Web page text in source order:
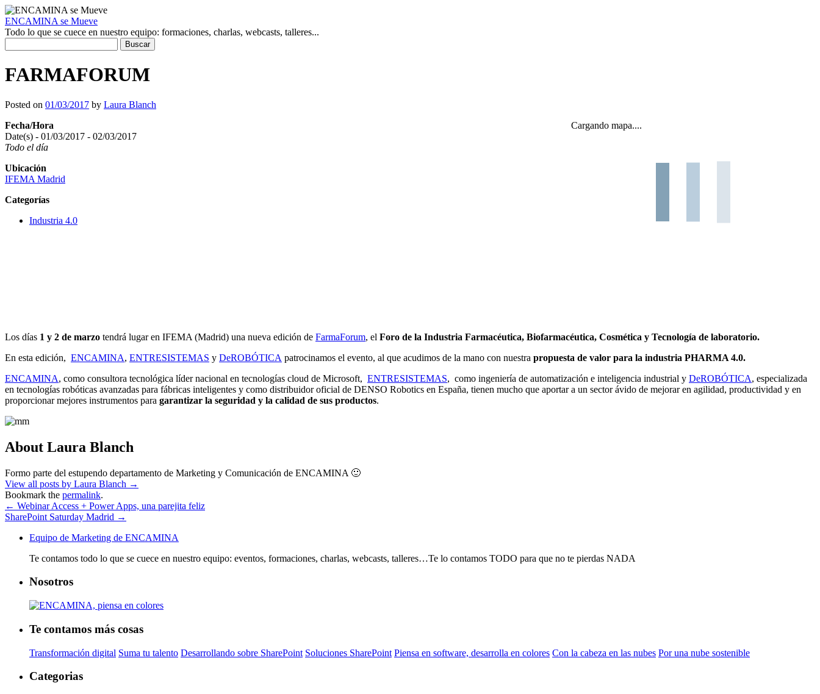
ENCAMINA se Mueve
Todo lo que se cuece en nuestro equipo: formaciones, charlas, webcasts, talleres...
FARMAFORUM
Posted on 01/03/2017 by Laura Blanch
Cargando mapa....
Fecha/Hora
Date(s) - 01/03/2017 - 02/03/2017
Todo el día
Ubicación
IFEMA Madrid
Categorías
Industria 4.0
Los días 1 y 2 de marzo tendrá lugar en IFEMA (Madrid) una nueva edición de FarmaForum, el Foro de la Industria Farmacéutica, Biofarmacéutica, Cosmética y Tecnología de laboratorio.
En esta edición, ENCAMINA, ENTRESISTEMAS y DeROBÓTICA patrocinamos el evento, al que acudimos de la mano con nuestra propuesta de valor para la industria PHARMA 4.0.
ENCAMINA, como consultora tecnológica líder nacional en tecnologías cloud de Microsoft, ENTRESISTEMAS, como ingeniería de automatización e inteligencia industrial y DeROBÓTICA, especializada
en tecnologías robóticas avanzadas para fábricas inteligentes y como distribuidor oficial de DENSO Robotics en España, tienen mucho que aportar a un sector ávido de mejorar en agilidad, productividad y en
proporcionar mejores instrumentos para garantizar la seguridad y la calidad de sus productos.
About Laura Blanch
Formo parte del estupendo departamento de Marketing y Comunicación de ENCAMINA 🙂
View all posts by Laura Blanch →
Bookmark the permalink.
← Webinar Access + Power Apps, una parejita feliz
SharePoint Saturday Madrid →
Equipo de Marketing de ENCAMINA
Te contamos todo lo que se cuece en nuestro equipo: eventos, formaciones, charlas, webcasts, talleres…Te lo contamos TODO para que no te pierdas NADA
Nosotros
Te contamos más cosas
Transformación digital Suma tu talento Desarrollando sobre SharePoint Soluciones SharePoint Piensa en software, desarrolla en colores Con la cabeza en las nubes Por una nube sostenible
Categorias